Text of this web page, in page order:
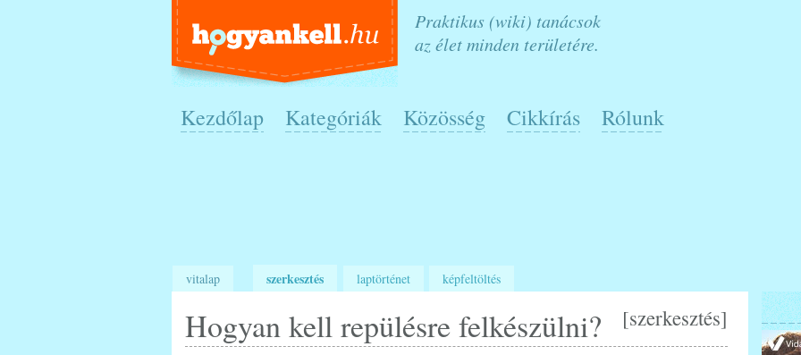
Praktikus (wiki) tanácsok
az élet minden területére.
Kezdőlap Kategóriák Közösség Cikkírás Rólunk
vitalap szerkesztés laptörténet képfeltöltés
[szerkesztés]
Hogyan kell repülésre felkészülni?